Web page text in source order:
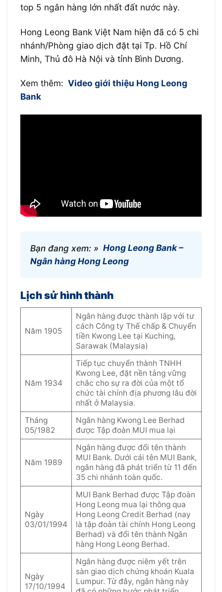
top 5 ngân hàng lớn nhất đất nước này.
Hong Leong Bank Việt Nam hiện đã có 5 chi
nhánh/Phòng giao dịch đặt tại Tp. Hồ Chí
Minh, Thủ đô Hà Nội và tỉnh Bình Dương.
Xem thêm: Video giới thiệu Hong Leong
Bank
Bạn đang xem: » Hong Leong Bank –
Ngân hàng Hong Leong
Lịch sử hình thành
Năm 1905
Ngân hàng được thành lập với tư
cách Công ty Thế chấp & Chuyển
tiền Kwong Lee tại Kuching,
Sarawak (Malaysia)
Năm 1934
Tiếp tục chuyển thành TNHH
Kwong Lee, đặt nền tảng vững
chắc cho sự ra đời của một tổ
chức tài chính địa phương lâu đời
nhất ở Malaysia.
Tháng
05/1982
Ngân hàng Kwong Lee Berhad
được Tập đoàn MUI mua lại
Năm 1989
Ngân hàng được đổi tên thành
MUI Bank. Dưới cái tên MUI Bank,
ngân hàng đã phát triển từ 11 đến
35 chi nhánh toàn quốc.
Ngày
03/01/1994
MUI Bank Berhad được Tập đoàn
Hong Leong mua lại thông qua
Hong Leong Credit Berhad (nay
là tập đoàn tài chính Hong Leong
Berhad) và đổi tên thành Ngân
hàng Hong Leong Berhad.
Ngày
17/10/1994
Ngân hàng được niêm yết trên
sàn giao dịch chứng khoán Kuala
Lumpur. Từ đây, ngân hàng này